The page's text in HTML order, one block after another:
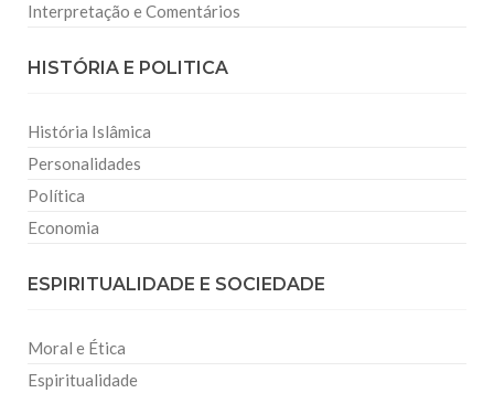
Interpretação e Comentários
HISTÓRIA E POLITICA
História Islâmica
Personalidades
Política
Economia
ESPIRITUALIDADE E SOCIEDADE
Moral e Ética
Espiritualidade